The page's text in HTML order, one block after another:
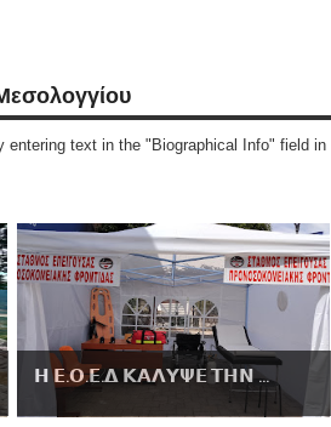
text in the "Biographical Info" field in
𝝜 𝝚.𝝤.𝝚.𝝙 𝝟𝝖𝝠𝝪𝝭𝝚 𝝩𝝜𝝢 ...